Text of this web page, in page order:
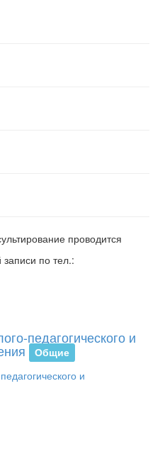
проводится
по тел.:
педагогического и
Общие